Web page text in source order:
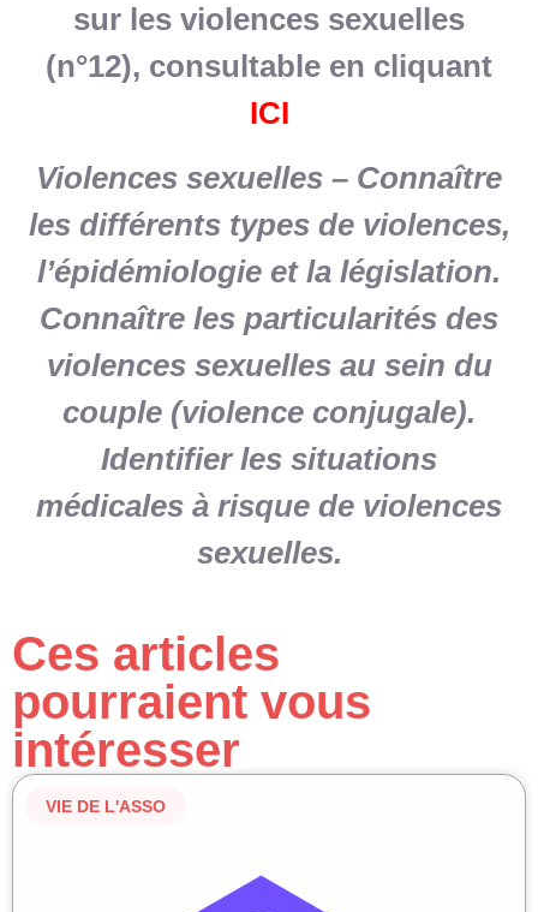
sur les violences sexuelles
(n°12), consultable en cliquant
ICI
Violences sexuelles – Connaître
les différents types de violences,
l’épidémiologie et la législation.
Connaître les particularités des
violences sexuelles au sein du
couple (violence conjugale).
Identifier les situations
médicales à risque de violences
sexuelles.
Ces articles
pourraient vous
intéresser
VIE DE L'ASSO